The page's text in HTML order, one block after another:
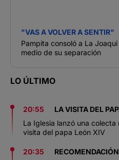
"VAS A VOLVER A SENTIR"
Pampita consoló a La
medio de su separación
LO ÚLTIMO
20:55
LA VISITA DEL
La Iglesia lanzó una
visita del papa León XIV
20:35